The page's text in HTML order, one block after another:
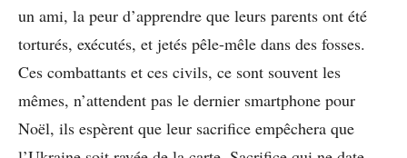
un ami, la peur d’apprendre que leurs parents ont été
torturés, exécutés, et jetés pêle-mêle dans des fosses.
Ces combattants et ces civils, ce sont souvent les
mêmes, n’attendent pas le dernier smartphone pour
Noël, ils espèrent que leur sacrifice empêchera que